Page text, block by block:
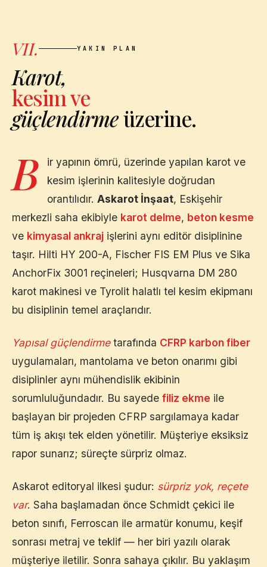
VII. YAKIN PLAN
Karot,
kesim ve
güçlendirmeüzerine.
B
ir yapının ömrü, üzerinde yapılan karot ve
kesim işlerinin kalitesiyle doğrudan
orantılıdır. Askarot İnşaat, Eskişehir
merkezli saha ekibiyle karot delme, beton kesme
ve kimyasal ankraj işlerini aynı editör disiplinine
taşır. Hilti HY 200-A, Fischer FIS EM Plus ve Sika
AnchorFix 3001 reçineleri; Husqvarna DM 280
karot makinesi ve Tyrolit halatlı tel kesim ekipmanı
bu disiplinin temel araçlarıdır.
Yapısal güçlendirmetarafında CFRP karbon fiber
uygulamaları, mantolama ve beton onarımı gibi
disiplinler aynı mühendislik ekibinin
sorumluluğundadır. Bu sayede filiz ekme ile
başlayan bir projeden CFRP sargılamaya kadar
tüm iş akışı tek elden yönetilir. Müşteriye eksiksiz
rapor sunarız; süreçte sürpriz olmaz.
Askarot editoryal ilkesi şudur: sürpriz yok, reçete
var. Saha başlamadan önce Schmidt çekici ile
beton sınıfı, Ferroscan ile armatür konumu, keşif
sonrası metraj ve teklif — her biri yazılı olarak
müşteriye iletilir. Sonra sahaya çıkılır. Bu yaklaşım